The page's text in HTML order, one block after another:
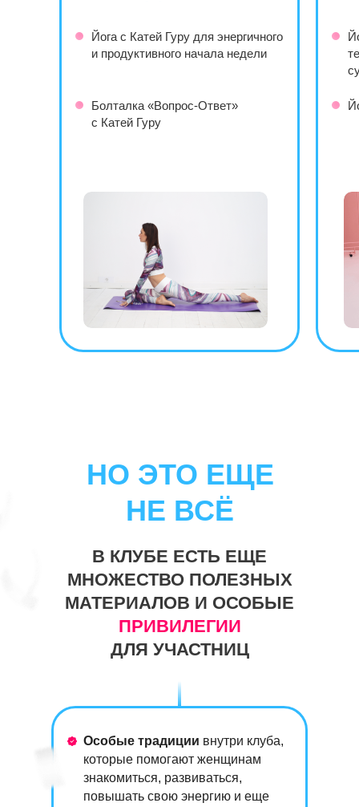
Йога с Катей Гуру для энергичного
и продуктивного начала недели
Болталка «Вопрос-Ответ»
с Катей Гуру
Особые традиции внутри клуба,
которые помогают женщинам
знакомиться, развиваться,
повышать свою энергию и еще
В КЛУБЕ ЕСТЬ ЕЩЕ
МНОЖЕСТВО ПОЛЕЗНЫХ
МАТЕРИАЛОВ И ОСОБЫЕ
ПРИВИЛЕГИИ
ДЛЯ УЧАСТНИЦ
НО ЭТО ЕЩЕ
НЕ ВСЁ